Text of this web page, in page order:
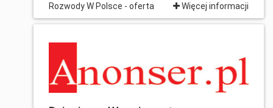
Rozwody W Polsce - oferta Więcej informacji